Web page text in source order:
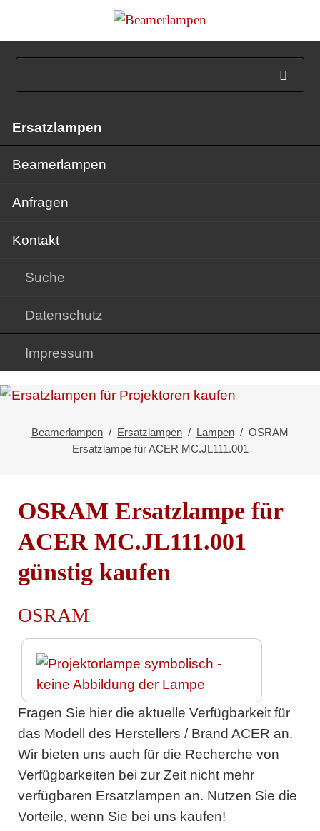
überspringen
Ersatzlampen
Beamerlampen
Anfragen
Kontakt
Suche
Datenschutz
Impressum
Beamerlampen Ersatzlampen Lampen
OSRAM
Ersatzlampe für ACER MC.JL111.001
OSRAM Ersatzlampe für
ACER MC.JL111.001
günstig kaufen
OSRAM
Fragen Sie hier die aktuelle Verfügbarkeit für
das Modell des Herstellers / Brand ACER an.
Wir bieten uns auch für die Recherche von
Verfügbarkeiten bei zur Zeit nicht mehr
verfügbaren Ersatzlampen an. Nutzen Sie die
Vorteile, wenn Sie bei uns kaufen!